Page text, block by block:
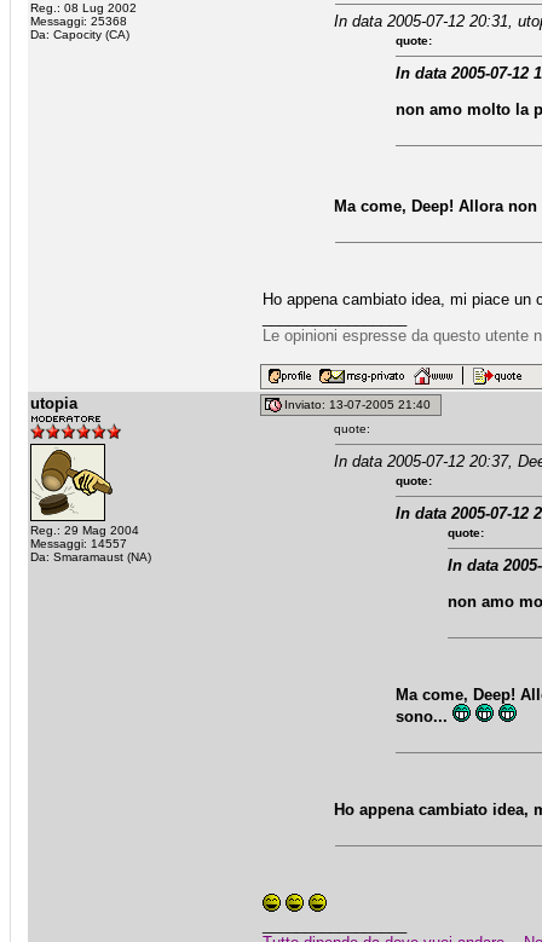
Reg.: 08 Lug 2002
Messaggi: 25368
Da: Capocity (CA)
In data 2005-07-12 20:31,
quote:
In data 2005-07-12
non amo molto la
Ma come, Deep! Allora
Ho appena cambiato idea, mi piace un
Le opinioni espresse da questo utente
utopia
Reg.: 29 Mag 2004
Messaggi: 14557
Da: Smaramaust (NA)
Inviato: 13-07-2005 21:40
quote:
In data 2005-07-12 20:37,
quote:
In data 2005-07-12
quote:
In data
non amo
Ma come, Deep!
sono...
Ho appena cambiato idea,